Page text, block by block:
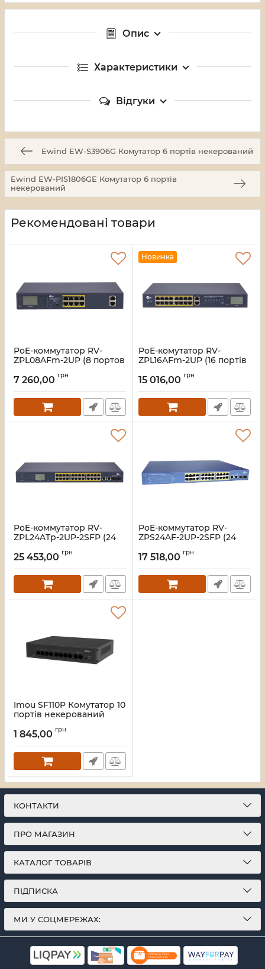
Опис
Характеристики
Відгуки
Ewind EW-S3906G Комутатор 6 портів некерований
Ewind EW-PIS1806GE Комутатор 6 портів
некерований
Рекомендовані товари
PoE-коммутатор RV-
ZPL08AFm-2UP (8 портов
дисплеем
Артикул:A000282
7 260,00 грн
Новинка
PoE-комутатор RV-
ZPL16AFm-2UP (16 портів
дисплеєм
Артикул:A000283
15 016,00 грн
PoE-коммутатор RV-
ZPL24ATp-2UP-2SFP (24
повышенной мощности,
Артикул:A000281
25 453,00 грн
PoE-коммутатор RV-
ZPS24AF-2UP-2SFP (24
Артикул:A000280
17 518,00 грн
Imou SF110P Комутатор 10
портів некерований
1 845,00 грн
КОНТАКТИ
ПРО МАГАЗИН
КАТАЛОГ ТОВАРІВ
ПІДПИСКА
МИ У СОЦМЕРЕЖАХ: